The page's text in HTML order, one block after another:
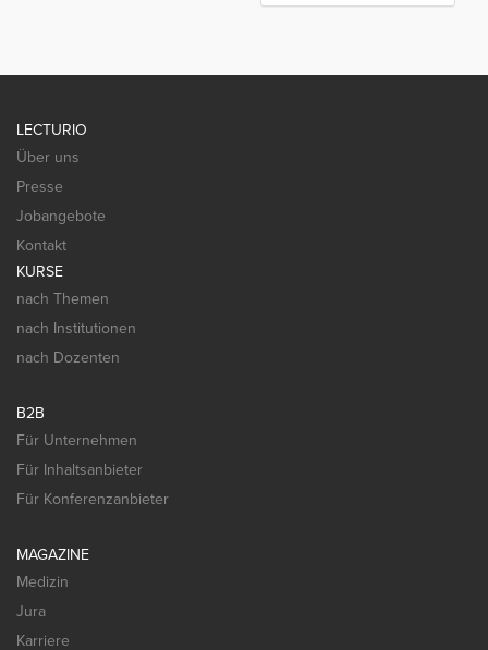
LECTURIO
Über uns
Presse
Jobangebote
Kontakt
KURSE
nach Themen
nach Institutionen
nach Dozenten
B2B
Für Unternehmen
Für Inhaltsanbieter
Für Konferenzanbieter
MAGAZINE
Medizin
Jura
Karriere